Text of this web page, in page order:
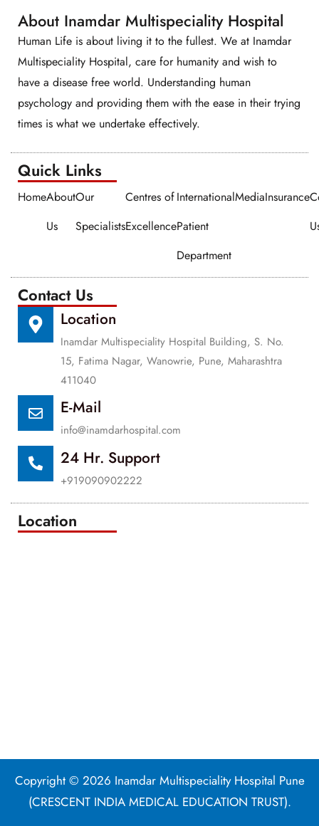
About Inamdar Multispeciality Hospital
Human Life is about living it to the fullest. We at Inamdar
Multispeciality Hospital, care for humanity and wish to
have a disease free world. Understanding human
psychology and providing them with the ease in their trying
times is what we undertake effectively.
Quick Links​​
HomeAbout
Us
Our
Specialists
Centres of
Excellence
International
Patient
Department
MediaInsurance
Contact Us
Location
Inamdar Multispeciality Hospital Building, S. No.
15, Fatima Nagar, Wanowrie, Pune, Maharashtra
411040
E-Mail
info@inamdarhospital.com
24 Hr. Support
+919090902222
Location
Copyright © 2026 Inamdar Multispeciality Hospital Pune
(CRESCENT INDIA MEDICAL EDUCATION TRUST).